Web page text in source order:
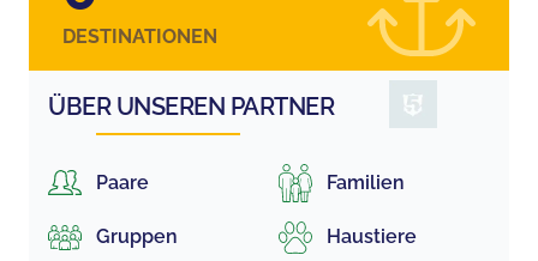
DESTINATIONEN
ÜBER UNSEREN PARTNER
Paare Familien
Gruppen Haustiere